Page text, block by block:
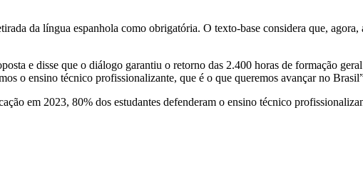
da língua espanhola como obrigatória. O texto-base considera que, agora,
e disse que o diálogo garantiu o retorno das 2.400 horas de formação
o ensino técnico profissionalizante, que é o que queremos avançar no
em 2023, 80% dos estudantes defenderam o ensino técnico